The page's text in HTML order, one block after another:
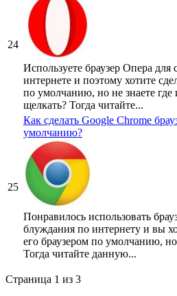
24
Используете браузер Опера для
интернете и поэтому хотите
по умолчанию, но не знаете где
щелкать? Тогда читайте...
25
Как сделать Google Chrome
умолчанию?
Понравилось использовать
блуждания по интернету и вы
его браузером по умолчанию, но
Тогда читайте данную...
Страница 1 из 3